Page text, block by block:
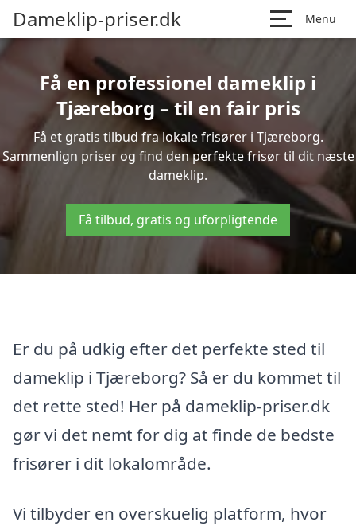
Dameklip-priser.dk Menu
Få en professionel dameklip i
Tjæreborg – til en fair pris
Få et gratis tilbud fra lokale frisører i Tjæreborg.
Sammenlign priser og find den perfekte frisør til dit næste
dameklip.
Få tilbud, gratis og uforpligtende
Er du på udkig efter det perfekte sted til
dameklip i Tjæreborg? Så er du kommet til
det rette sted! Her på dameklip-priser.dk
gør vi det nemt for dig at finde de bedste
frisører i dit lokalområde.
Vi tilbyder en overskuelig platform, hvor